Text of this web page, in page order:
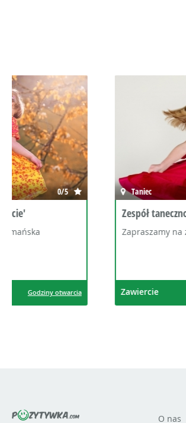
Taniec 0/5
Zespół taneczno-ruchowy 'Bajaderki'
Zapraszamy na zajęcia!
Zawiercie Godziny otwarcia
O nas